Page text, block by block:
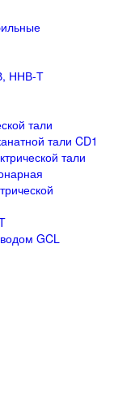
ННВ-Т
тали
тали CD1
тали
GCL